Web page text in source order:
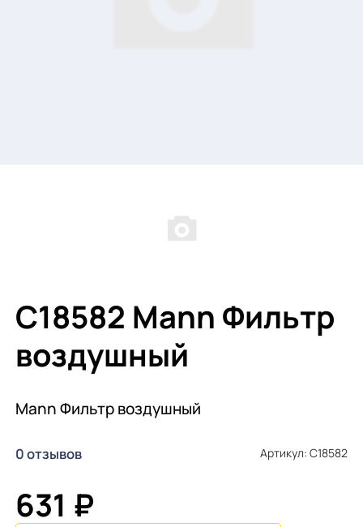
C18582 Mann Фильтр
воздушный
Mann Фильтр воздушный
0 отзывов Артикул: C18582
631 ₽